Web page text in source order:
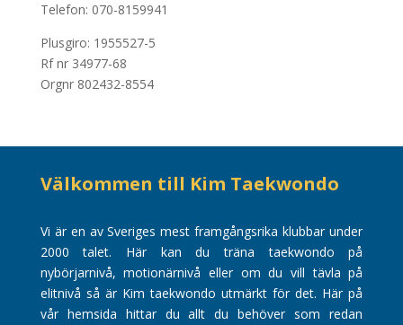
Telefon: 070-8159941
Plusgiro: 1955527-5
Rf nr 34977-68
Orgnr 802432-8554
Välkommen till Kim Taekwondo
Vi är en av Sveriges mest framgångsrika klubbar under
2000 talet. Här kan du träna taekwondo på
nybörjarnivå, motionärnivå eller om du vill tävla på
elitnivå så är Kim taekwondo utmärkt för det. Här på
vår hemsida hittar du allt du behöver som redan